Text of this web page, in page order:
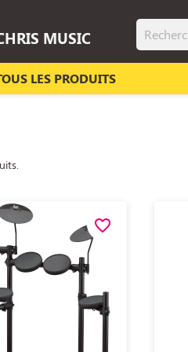
MUSIC
LES PRODUITS
favorite_border